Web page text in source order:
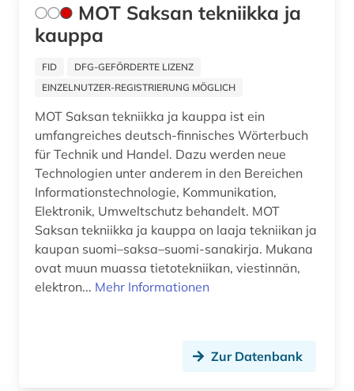
bergbau (4)
bericht (1)
berliner mauer (1)
beruf (1)
berufliche bildung (1)
berufliche fortbildung (1)
berufsanfang (1)
MOT Saksan tekniikka ja
kauppa
FID
DFG-GEFÖRDERTE LIZENZ
EINZELNUTZER-REGISTRIERUNG MÖGLICH
MOT Saksan tekniikka ja kauppa ist ein
umfangreiches deutsch-finnisches Wörterbuch
für Technik und Handel. Dazu werden neue
Technologien unter anderem in den Bereichen
Informationstechnologie, Kommunikation,
Elektronik, Umweltschutz behandelt. MOT
Saksan tekniikka ja kauppa on laaja tekniikan ja
kaupan suomi–saksa–suomi-sanakirja. Mukana
ovat muun muassa tietotekniikan, viestinnän,
elektron... Mehr Informationen
Zur Datenbank